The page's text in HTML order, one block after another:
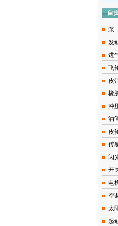
自
泵
发
进
飞
皮
橡
冲
油
皮
传
闪
开
电
空
太
起